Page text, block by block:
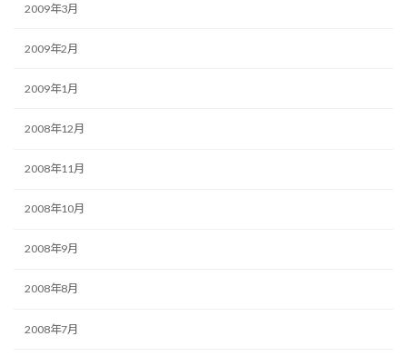
2009年3月
2009年2月
2009年1月
2008年12月
2008年11月
2008年10月
2008年9月
2008年8月
2008年7月